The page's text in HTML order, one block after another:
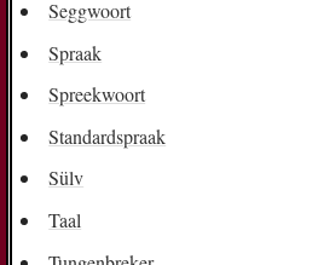
Seggwoort
Spraak
Spreekwoort
Standardspraak
Sülv
Taal